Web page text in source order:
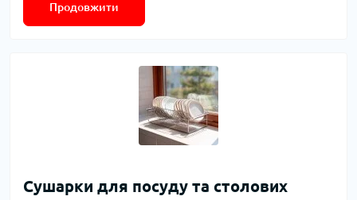
Продовжити
Сушарки для посуду та столових